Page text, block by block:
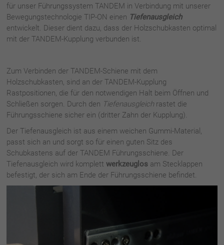
für unser Führungssystem TANDEM in Verbindung mit unserer
Bewegungstechnologie TIP-ON einen Tiefenausgleich
entwickelt. Dieser dient dazu, dass der Holzschubkasten optimal
mit der TANDEM-Kupplung verbunden ist.
Zum Verbinden der TANDEM-Schiene mit dem
Holzschubkasten, sind an der TANDEM-Kupplung
Rastpositionen, die für den notwendigen Halt beim Öffnen und
Schließen sorgen. Durch den Tiefenausgleichrastet die
Führungsschiene sicher ein (dritter Zahn der Kupplung).
DerTiefenausgleich ist aus einem weichen Gummi-Material ,
passt sich an und sorgt so für einen guten Sitz des
Schubkastens auf derTANDEM Führungsschiene. Der
Tiefenausgleich wird komplett werkzeuglos am Stecklappen
befestigt, der sich am Ende der Führungsschiene befindet.